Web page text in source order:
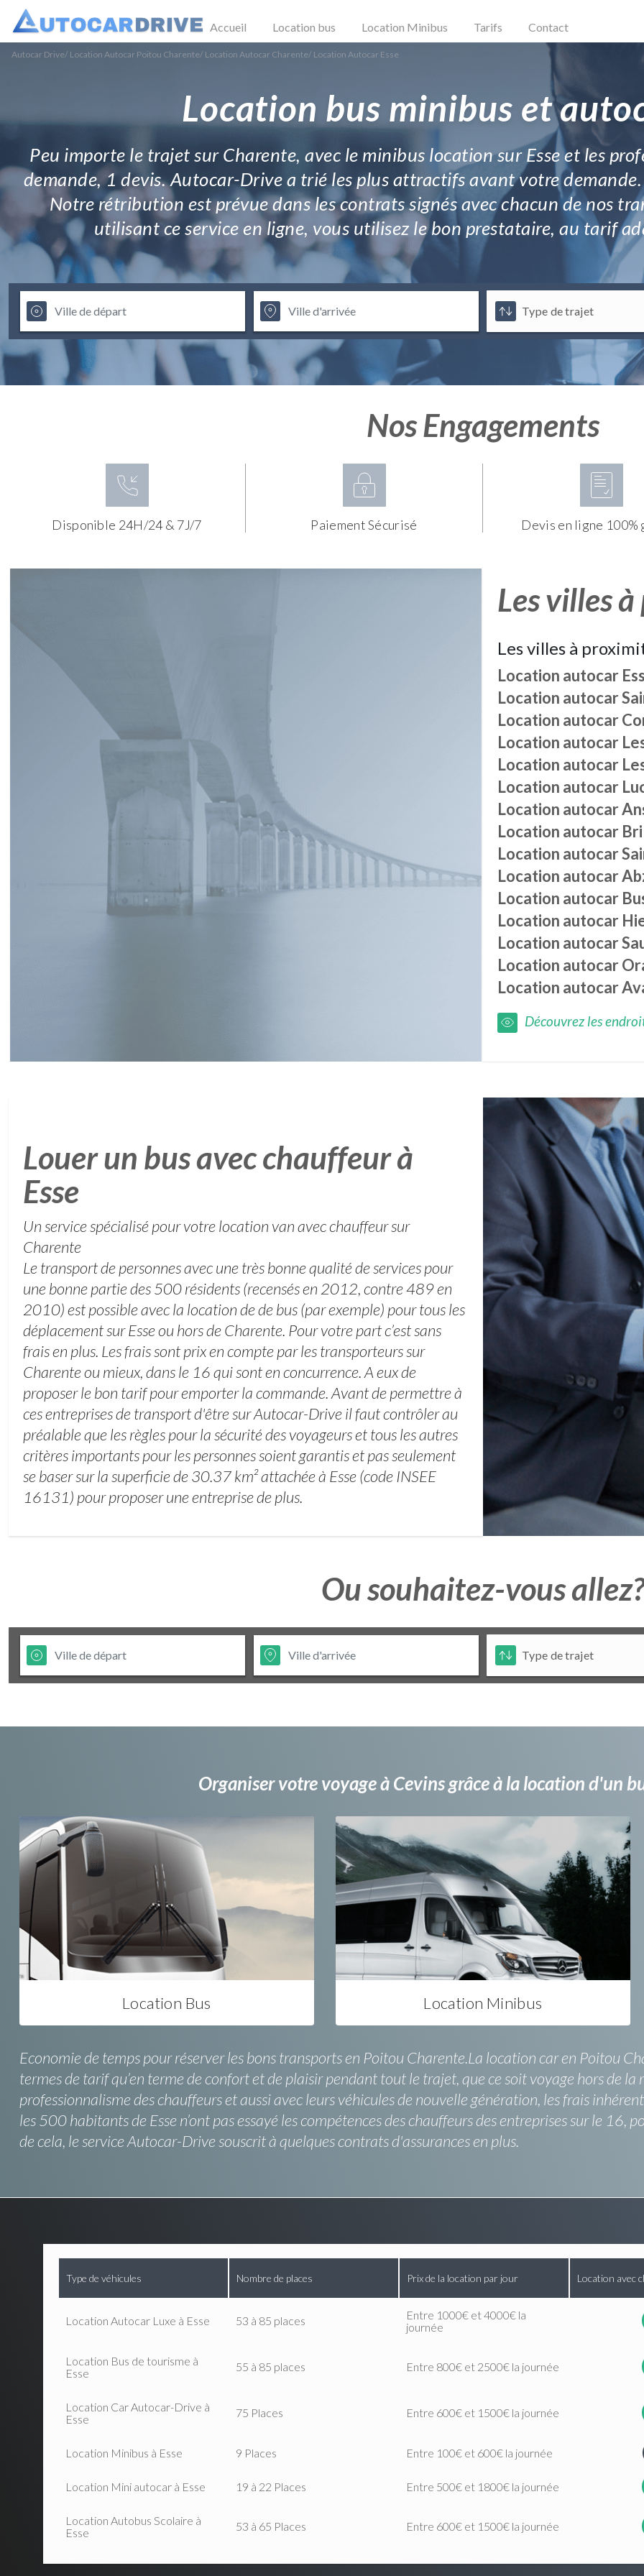
Accueil Location bus Location Minibus Tarifs Contact
Autocar Drive/ Location Autocar Poitou Charente/ Location Autocar Charente/ Location Autocar Esse
Location bus minibus et
Peu importe le trajet sur Charente, avec le minibus location sur Esse et les
demande, 1 devis. Autocar-Drive a trié les plus attractifs avant votre
Notre rétribution est prévue dans les contrats signés avec chacun de nos
utilisant ce service en ligne, vous utilisez le bon prestataire, au tarif
Nos Engagements
Disponible 24H/24 & 7J/7 Paiement Sécurisé Devis en ligne
Les villes
Les villes à
Location autocar
Location autocar
Location autocar
Location autocar
Location autocar
Location autocar
Location autocar
Location autocar
Location autocar
Location autocar
Location autocar
Location autocar
Location autocar
Location autocar
Location autocar
Découvrez les
Louer un bus avec chauffeur à
Esse
Un service spécialisé pour votre location van avec chauffeur sur
Charente
Le transport de personnes avec une très bonne qualité de services pour
une bonne partie des 500 résidents (recensés en 2012, contre 489 en
2010) est possible avec la location de de bus (par exemple) pour tous les
déplacement sur Esse ou hors de Charente. Pour votre part c’est sans
frais en plus. Les frais sont prix en compte par les transporteurs sur
Charente ou mieux, dans le 16 qui sont en concurrence. A eux de
proposer le bon tarif pour emporter la commande. Avant de permettre à
ces entreprises de transport d'être sur Autocar-Drive il faut contrôler au
préalable que les règles pour la sécurité des voyageurs et tous les autres
critères importants pour les personnes soient garantis et pas seulement
se baser sur la superficie de 30.37 km² attachée à Esse (code INSEE
16131) pour proposer une entreprise de plus.
Ou souhaitez-vous allez?
Organiser votre voyage à Cevins grâce à la location d'un
Location Bus Location Minibus
Economie de temps pour réserver les bons transports en Poitou Charente.La location car en Poitou
termes de tarif qu’en terme de confort et de plaisir pendant tout le trajet, que ce soit voyage hors de
professionnalisme des chauffeurs et aussi avec leurs véhicules de nouvelle génération, les frais
les 500 habitants de Esse n’ont pas essayé les compétences des chauffeurs des entreprises sur le 16,
de cela, le service Autocar-Drive souscrit à quelques contrats d'assurances en plus.
Type de véhicules Nombre de places Prix de la location par jour Location avec
Location Autocar Luxe à Esse 53 à 85 places
Entre 1000€ et 4000€ la
journée
Location Bus de tourisme à
Esse
55 à 85 places Entre 800€ et 2500€ la journée
Location Car Autocar-Drive à
Esse
75 Places Entre 600€ et 1500€ la journée
Location Minibus à Esse 9 Places Entre 100€ et 600€ la journée
Location Mini autocar à Esse 19 à 22 Places Entre 500€ et 1800€ la journée
Location Autobus Scolaire à
Esse
53 à 65 Places Entre 600€ et 1500€ la journée